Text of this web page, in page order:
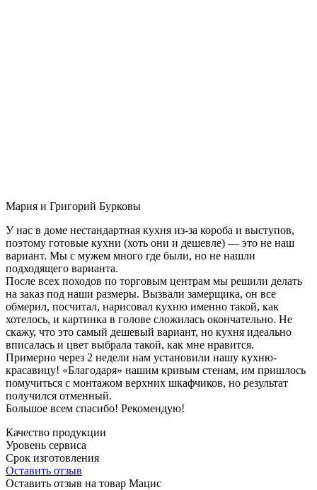
Мария и Григорий Бурковы
У нас в доме нестандартная кухня из-за короба и выступов,
поэтому готовые кухни (хоть они и дешевле) — это не наш
вариант. Мы с мужем много где были, но не нашли
подходящего варианта.
После всех походов по торговым центрам мы решили делать
на заказ под наши размеры. Вызвали замерщика, он все
обмерил, посчитал, нарисовал кухню именно такой, как
хотелось, и картинка в голове сложилась окончательно. Не
скажу, что это самый дешевый вариант, но кухня идеально
вписалась и цвет выбрала такой, как мне нравится.
Примерно через 2 недели нам установили нашу кухню-
красавицу! «Благодаря» нашим кривым стенам, им пришлось
помучиться с монтажом верхних шкафчиков, но результат
получился отменный.
Большое всем спасибо! Рекомендую!
Качество продукции
Уровень сервиса
Срок изготовления
Оставить отзыв
Оставить отзыв на товар Мацис